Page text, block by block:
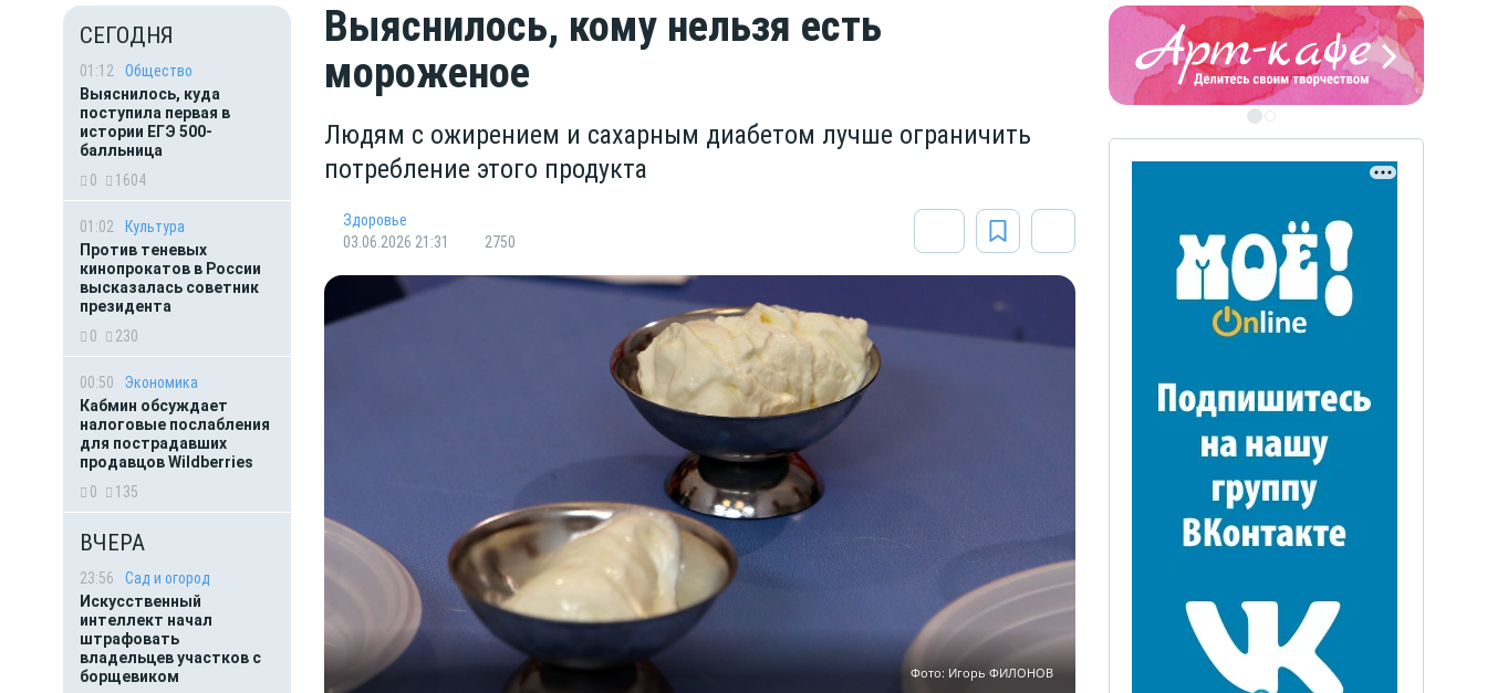
СЕГОДНЯ
01:12
Общество
Выяснилось, куда
поступила первая в
истории ЕГЭ 500-
балльница
0
1604
01:02
Культура
Против теневых
кинопрокатов в России
высказалась советник
президента
0
230
00:50
Экономика
Кабмин обсуждает
налоговые послабления
для пострадавших
продавцов Wildberries
0
135
ВЧЕРА
23:56
Сад и огород
Искусственный
интеллект начал
штрафовать
владельцев участков с
борщевиком
Выяснилось, кому нельзя есть
мороженое
Людям с ожирением и сахарным диабетом лучше ограничить
потребление этого продукта
Здоровье
03.06.2026 21:31
2750
Фото: Игорь ФИЛОНОВ
ЭТО БЫЛО В
Книга памяти воронежских
Книга памяти воронежских
воинов-интернационалистов